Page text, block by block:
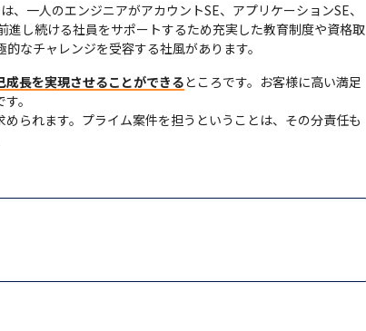
一人のエンジニアがアカウントSE、アプリケーションSE、
し続ける社員をサポートするため充実した教育制度や資格取
なチャレンジを受容する社風があります。
長を実現させることができるところです。お客様に高い満足
。
られます。プライム案件を担うということは、その分責任も